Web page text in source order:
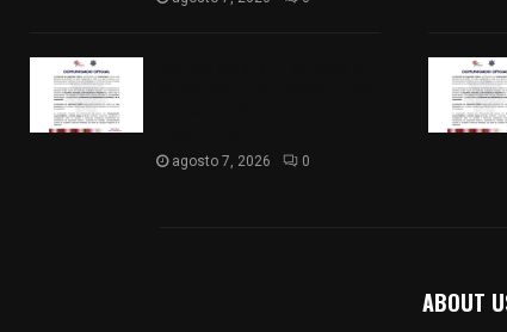
agosto 7, 2026 0
ABOUT